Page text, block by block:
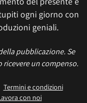
ogni giorno con
geniali.
pubblicazione. Se
un compenso.
Termini e condizioni
con noi